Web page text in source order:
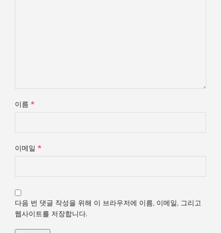
이름 *
이메일 *
다음 번 댓글 작성을 위해 이 브라우저에 이름, 이메일, 그리고
웹사이트를 저장합니다.